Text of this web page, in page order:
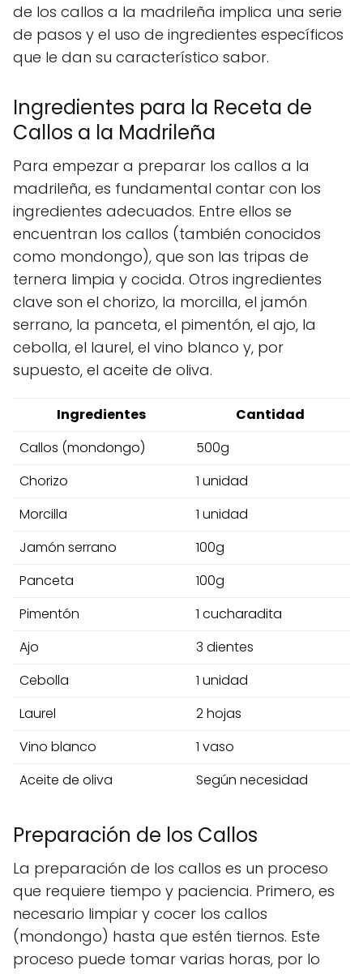
de los callos a la madrileña implica una serie
de pasos y el uso de ingredientes específicos
que le dan su característico sabor.
Ingredientes para la Receta de
Callos a la Madrileña
Para empezar a preparar los callos a la
madrileña, es fundamental contar con los
ingredientes adecuados. Entre ellos se
encuentran los callos (también conocidos
como mondongo), que son las tripas de
ternera limpia y cocida. Otros ingredientes
clave son el chorizo, la morcilla, el jamón
serrano, la panceta, el pimentón, el ajo, la
cebolla, el laurel, el vino blanco y, por
supuesto, el aceite de oliva.
Ingredientes
Cantidad
Callos (mondongo)
500g
Chorizo
1 unidad
Morcilla
1 unidad
Jamón serrano
100g
Panceta
100g
Pimentón
1 cucharadita
Ajo
3 dientes
Cebolla
1 unidad
Laurel
2 hojas
Vino blanco
1 vaso
Aceite de oliva
Según necesidad
Preparación de los Callos
La preparación de los callos es un proceso
que requiere tiempo y paciencia. Primero, es
necesario limpiar y cocer los callos
(mondongo) hasta que estén tiernos. Este
proceso puede tomar varias horas, por lo